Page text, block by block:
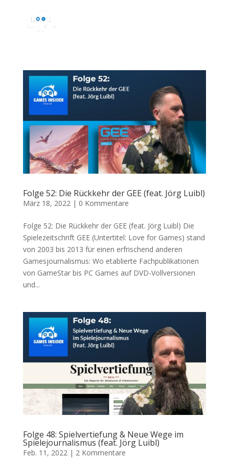
Folge 52: Die Rückkehr der GEE (feat. Jörg Luibl)
März 18, 2022 | 0 Kommentare
Folge 52: Die Rückkehr der GEE (feat. Jörg Luibl) Die
Spielezeitschrift GEE (Untertitel: Love for Games) stand
von 2003 bis 2013 für einen erfrischend anderen
Gamesjournalismus: Wo etablierte Fachpublikationen
von GameStar bis PC Games auf DVD-Vollversionen
und...
Folge 48: Spielvertiefung & Neue Wege im
Spielejournalismus (feat. Jörg Luibl)
Feb. 11, 2022| 2 Kommentare